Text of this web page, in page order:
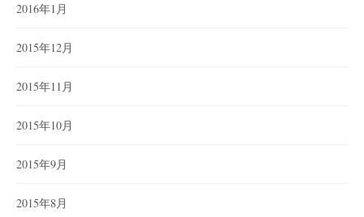
2016年1月
2015年12月
2015年11月
2015年10月
2015年9月
2015年8月